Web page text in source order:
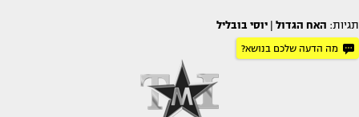
תגיות: האח הגדול יוסי בובליל
מה הדעה שלכם בנושא?